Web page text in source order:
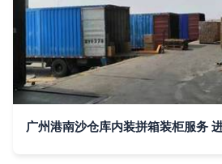
广州港南沙仓库内装拼箱装柜服务